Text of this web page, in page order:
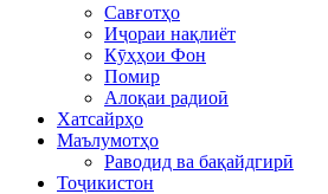
Савғотҳо
Иҷораи нақлиёт
Кӯҳҳои Фон
Помир
Алоқаи радиоӣ
Хатсайрҳо
Маълумотҳо
Раводид ва бақайдгирӣ
Тоҷикистон